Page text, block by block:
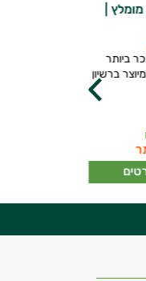
|
ביותר
ברשיון